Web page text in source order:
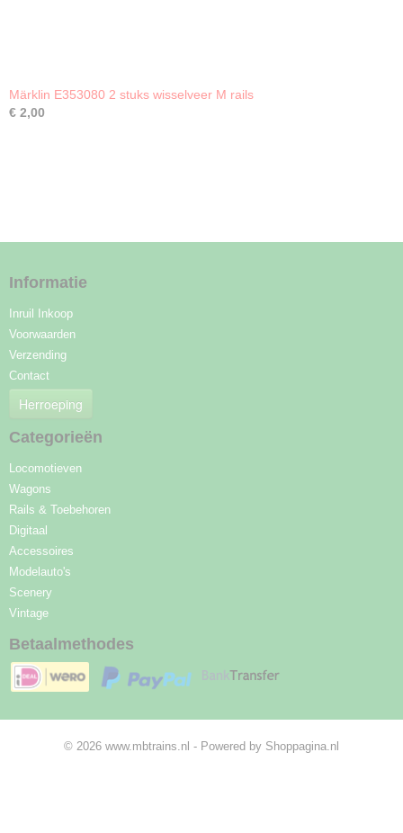
Märklin E353080 2 stuks wisselveer M rails
€ 2,00
Informatie
Inruil Inkoop
Voorwaarden
Verzending
Contact
Herroeping
Categorieën
Locomotieven
Wagons
Rails & Toebehoren
Digitaal
Accessoires
Modelauto's
Scenery
Vintage
Betaalmethodes
© 2026 www.mbtrains.nl - Powered by Shoppagina.nl